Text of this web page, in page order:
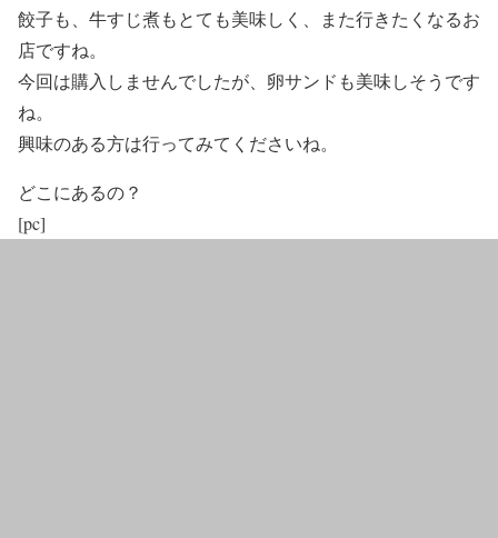
餃子も、牛すじ煮もとても美味しく、また行きたくなるお
店ですね。
今回は購入しませんでしたが、卵サンドも美味しそうです
ね。
興味のある方は行ってみてくださいね。
どこにあるの？
[pc]